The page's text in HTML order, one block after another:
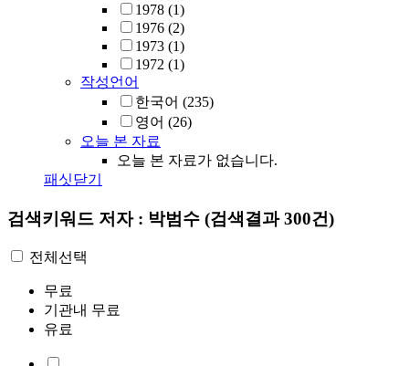
1978 (1)
1976 (2)
1973 (1)
1972 (1)
작성언어
한국어 (235)
영어 (26)
오늘 본 자료
오늘 본 자료가 없습니다.
패싯닫기
검색키워드 저자 : 박범수 (검색결과 300건)
전체선택
무료
기관내 무료
유료